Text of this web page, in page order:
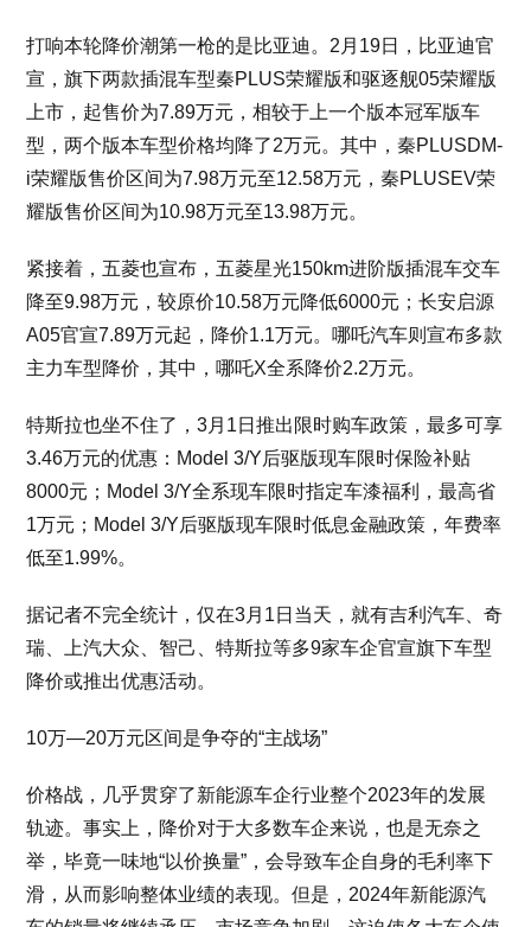
打响本轮降价潮第一枪的是比亚迪。2月19日，比亚迪官
宣，旗下两款插混车型秦PLUS荣耀版和驱逐舰05荣耀版
上市，起售价为7.89万元，相较于上一个版本冠军版车
型，两个版本车型价格均降了2万元。其中，秦PLUSDM-
i荣耀版售价区间为7.98万元至12.58万元，秦PLUSEV荣
耀版售价区间为10.98万元至13.98万元。
紧接着，五菱也宣布，五菱星光150km进阶版插混车交车
降至9.98万元，较原价10.58万元降低6000元；长安启源
A05官宣7.89万元起，降价1.1万元。哪吒汽车则宣布多款
主力车型降价，其中，哪吒X全系降价2.2万元。
特斯拉也坐不住了，3月1日推出限时购车政策，最多可享
3.46万元的优惠：Model 3/Y后驱版现车限时保险补贴
8000元；Model 3/Y全系现车限时指定车漆福利，最高省
1万元；Model 3/Y后驱版现车限时低息金融政策，年费率
低至1.99%。
据记者不完全统计，仅在3月1日当天，就有吉利汽车、奇
瑞、上汽大众、智己、特斯拉等多9家车企官宣旗下车型
降价或推出优惠活动。
10万—20万元区间是争夺的“主战场”
价格战，几乎贯穿了新能源车企行业整个2023年的发展
轨迹。事实上，降价对于大多数车企来说，也是无奈之
举，毕竟一味地“以价换量”，会导致车企自身的毛利率下
滑，从而影响整体业绩的表现。但是，2024年新能源汽